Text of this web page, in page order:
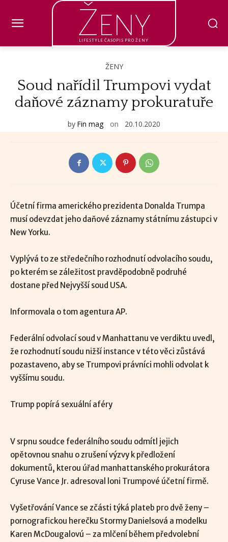
Ženy
LIFESTYLE ČASOPIS PRO ŽENY
ŽENY
Soud nařídil Trumpovi vydat
daňové záznamy prokuratuře
by Fin mag on 20.10.2020
Účetní firma amerického prezidenta Donalda Trumpa
musí odevzdat jeho daňové záznamy státnímu zástupci v
New Yorku.
Vyplývá to ze středečního rozhodnutí odvolacího soudu,
po kterém se záležitost pravděpodobně podruhé
dostane před Nejvyšší soud USA.
Informovala o tom agentura AP.
Federální odvolací soud v Manhattanu ve verdiktu uvedl,
že rozhodnutí soudu nižší instance v této věci zůstává
pozastaveno, aby se Trumpovi právníci mohli odvolat k
vyššímu soudu.
Trump popírá sexuální aféry
V srpnu soudce federálního soudu odmítl jejich
opětovnou snahu o zrušení výzvy k předložení
dokumentů, kterou úřad manhattanského prokurátora
Cyruse Vance Jr. adresoval loni Trumpové účetní firmě.
Vyšetřování Vance se zčásti týká plateb pro dvě ženy –
pornografickou herečku Stormy Danielsová a modelku
Karen McDougalovú – za mlčení během předvolební